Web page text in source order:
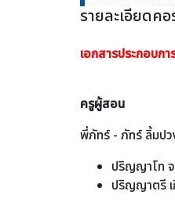
รายละเอียดค
เอกสารประกอบก
ครูผู้สอน
พี่ภัทร์ - ภัทร์ ลิ้มป
ปริญญาโท
ปริญญาตรี